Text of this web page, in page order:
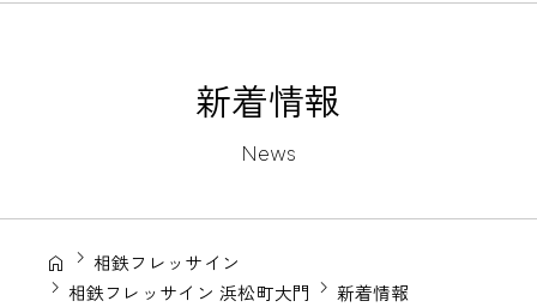
新着情報
News
相鉄フレッサイン
相鉄フレッサイン 浜松町大門
新着情報